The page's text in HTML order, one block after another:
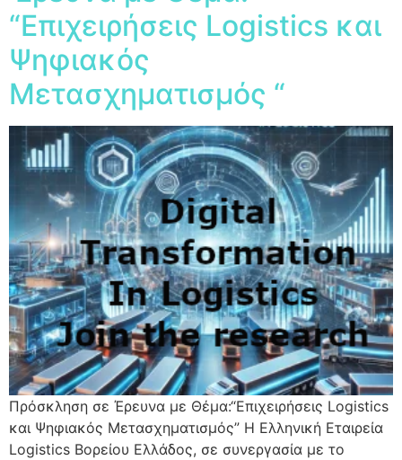
“Επιχειρήσεις Logistics και
Ψηφιακός
Μετασχηματισμός “
Πρόσκληση σε Έρευνα με Θέμα:“Επιχειρήσεις Logistics
και Ψηφιακός Μετασχηματισμός” Η Ελληνική Εταιρεία
Logistics Βορείου Ελλάδος, σε συνεργασία με το